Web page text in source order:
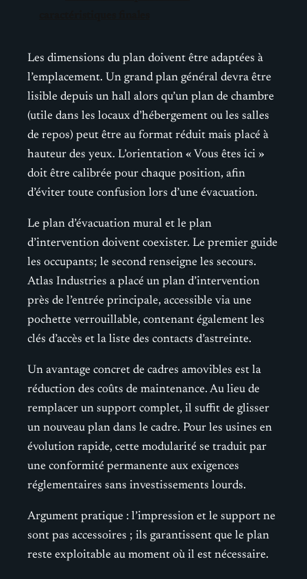
Les dimensions du plan doivent être adaptées à
l’emplacement. Un grand plan général devra être
lisible depuis un hall alors qu’un plan de chambre
(utile dans les locaux d’hébergement ou les salles
de repos) peut être au format réduit mais placé à
hauteur des yeux. L’orientation « Vous êtes ici »
doit être calibrée pour chaque position, afin
d’éviter toute confusion lors d’une évacuation.
Le plan d’évacuation mural et le plan
d’intervention doivent coexister. Le premier guide
les occupants; le second renseigne les secours.
Atlas Industries a placé un plan d’intervention
près de l’entrée principale, accessible via une
pochette verrouillable, contenant également les
clés d’accès et la liste des contacts d’astreinte.
Un avantage concret de cadres amovibles est la
réduction des coûts de maintenance. Au lieu de
remplacer un support complet, il suffit de glisser
un nouveau plan dans le cadre. Pour les usines en
évolution rapide, cette modularité se traduit par
une conformité permanente aux exigences
réglementaires sans investissements lourds.
Argument pratique : l’impression et le support ne
sont pas accessoires ; ils garantissent que le plan
reste exploitable au moment où il est nécessaire.